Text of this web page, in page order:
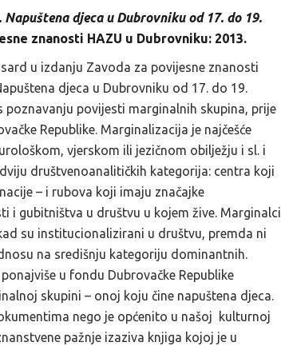
djeca u Dubrovniku od 17. do 19.
znanosti HAZU u Dubrovniku: 2013.
u izdanju Zavoda za povijesne znanosti
djeca u Dubrovniku od 17. do 19.
povijesti marginalnih skupina, prije
Republike. Marginalizacija je najčešće
vjerskom ili jezičnom obilježju i sl. i
društvenoanalitičkih kategorija: centra koji
– i rubova koji imaju značajke
i gubitništva u društvu u kojem žive. Marginalci
su institucionalizirani u društvu, premda ni
na središnju kategoriju dominantnih.
u fondu Dubrovačke Republike
skupini – onoj koju čine napuštena djeca.
nego je općenito u našoj kulturnoj
pažnje izaziva knjiga kojoj je u